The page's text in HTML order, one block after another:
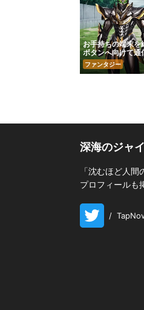
お手持ちの端末を
ボタンへ向けて通
滅亡可能です。
ファンタジー
深海のジャ
「沈むほど人
プロフィールも
/